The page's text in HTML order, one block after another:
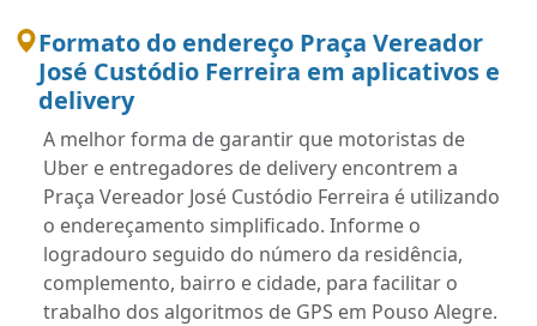
Formato do endereço Praça Vereador
José Custódio Ferreira em aplicativos e
delivery
A melhor forma de garantir que motoristas de
Uber e entregadores de delivery encontrem a
Praça Vereador José Custódio Ferreira é utilizando
o endereçamento simplificado. Informe o
logradouro seguido do número da residência,
complemento, bairro e cidade, para facilitar o
trabalho dos algoritmos de GPS em Pouso Alegre.